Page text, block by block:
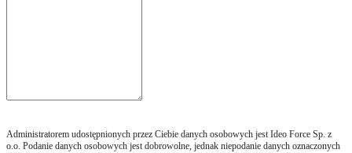
Administratorem udostępnionych przez Ciebie danych osobowych jest Ideo Force Sp. z
o.o. Podanie danych osobowych jest dobrowolne, jednak niepodanie danych oznaczonych